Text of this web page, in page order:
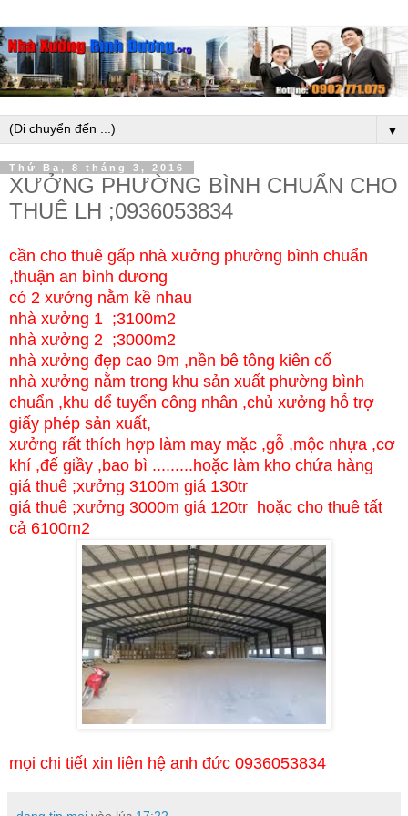
▼
Thứ Ba, 8 tháng 3, 2016
XƯỞNG PHƯỜNG BÌNH CHUẨN CHO
THUÊ LH ;0936053834
cần cho thuê gấp nhà xưởng phường bình chuẩn
,thuận an bình dương
có 2 xưởng nằm kề nhau
nhà xưởng 1 ;3100m2
nhà xưởng 2 ;3000m2
nhà xưởng đẹp cao 9m ,nền bê tông kiên cố
nhà xưởng nằm trong khu sản xuất phường bình
chuẩn ,khu dể tuyển công nhân ,chủ xưởng hỗ trợ
giấy phép sản xuất,
xưởng rất thích hợp làm may mặc ,gỗ ,mộc nhựa ,cơ
khí ,đế giầy ,bao bì .........hoặc làm kho chứa hàng
giá thuê ;xưởng 3100m giá 130tr
giá thuê ;xưởng 3000m giá 120tr hoặc cho thuê tất
cả 6100m2
mọi chi tiết xin liên hệ anh đức 0936053834